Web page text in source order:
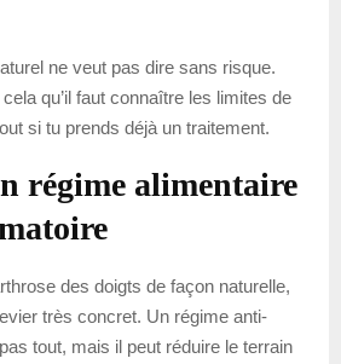
ne veut pas dire sans risque.
qu’il faut connaître les limites de
si tu prends déjà un traitement.
régime alimentaire
des doigts de façon naturelle,
très concret. Un régime anti-
tout, mais il peut réduire le terrain